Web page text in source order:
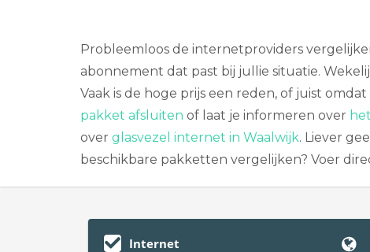
Probleemloos de internetproviders
abonnement dat past bij jullie situatie.
Vaak is de hoge prijs een reden, of juist
pakket afsluiten of laat je informeren over
over glasvezel internet in Waalwijk. Liever
beschikbare pakketten vergelijken? Voer
Internet